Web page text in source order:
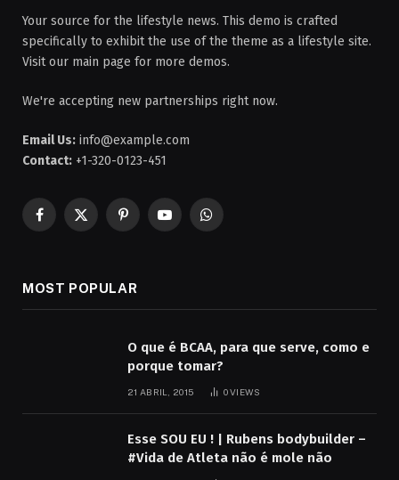
Your source for the lifestyle news. This demo is crafted
specifically to exhibit the use of the theme as a lifestyle site.
Visit our main page for more demos.
We're accepting new partnerships right now.
Email Us: info@example.com
Contact: +1-320-0123-451
Facebook
X
PinterestYouTubeWhatsApp
MOST POPULAR
O que é BCAA, para que serve, como e
porque tomar?
21 ABRIL, 2015 0VIEWS
Esse SOU EU ! | Rubens bodybuilder –
#Vida de Atleta não é mole não